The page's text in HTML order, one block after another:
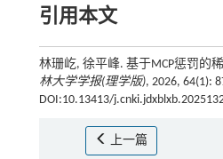
引用本文
林珊屹, 徐平峰. 基于MCP惩罚的
林大学学报(理学版), 2026, 64(1):
DOI:10.13413/
上一篇